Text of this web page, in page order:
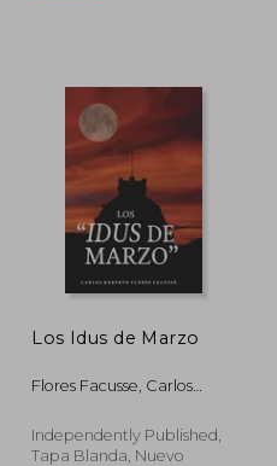
45%
dcto.
Los Idus de Marzo
Flores Facusse, Carlos
Independently Published,
Tapa Blanda, Nuevo